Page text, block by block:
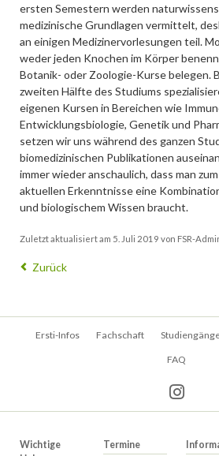
ersten Semestern werden
medizinische Grundlagen vermittelt,
an einigen Medizinervorlesungen teil.
weder jeden Knochen im Körper
Botanik- oder Zoologie-Kurse belegen.
zweiten Hälfte des Studiums
eigenen Kursen in Bereichen wie
Entwicklungsbiologie, Genetik und
setzen wir uns während des ganzen
biomedizinischen Publikationen
immer wieder anschaulich, dass man
aktuellen Erkenntnisse eine
und biologischem Wissen braucht.
Zuletzt aktualisiert am 5. Juli 2019 von FSR-
Zurück
Navigation
Ersti-Infos Fachschaft
FAQ
Wichtige
Termine